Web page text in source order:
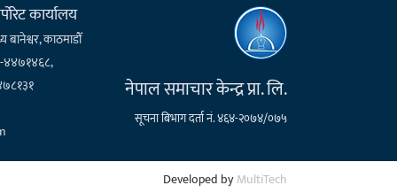
कार्यालय
बानेश्वर, काठमाडौँ
४४७१४६८,
नेपाल समाचार केन्द्र प्रा. लि.
सूचना बिभाग दर्ता नं. ४६४-२०७४/०७५
Developed byMultiTech